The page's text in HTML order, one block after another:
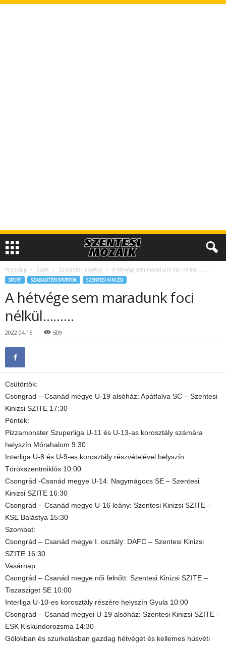
Kezdőlap Sport Szabadtéri sportok A hétvége sem maradunk foci nélkül………
SPORT SZABADTÉRI SPORTOK SZENTESI KINIZSI
A hétvége sem maradunk foci
nélkül………
2022.04.15. 509
Csütörtök:
Csongrád – Csanád megye U-19 alsóház: Apátfalva SC – Szentesi
Kinizsi SZITE 17:30
Péntek:
Pizzamonster Szuperliga U-11 és U-13-as korosztály számára
helyszín Mórahalom 9:30
Interliga U-8 és U-9-es korosztály részvételével helyszín
Törökszentmiklós 10:00
Csongrád -Csanád megye U-14: Nagymágocs SE – Szentesi
Kinizsi SZITE 16:30
Csongrád – Csanád megye U-16 leány: Szentesi Kinizsi SZITE –
KSE Balástya 15:30
Szombat:
Csongrád – Csanád megye I. osztály: DAFC – Szentesi Kinizsi
SZITE 16:30
Vasárnap:
Csongrád – Csanád megye női felnőtt: Szentesi Kinizsi SZITE –
Tiszasziget SE 10:00
Interliga U-10-es korosztály részére helyszín Gyula 10:00
Csongrád – Csanád megyei U-19 alsóház: Szentesi Kinizsi SZITE –
ESK Kiskundorozsma 14:30
Gólokban és szurkolásban gazdag hétvégét és kellemes húsvéti